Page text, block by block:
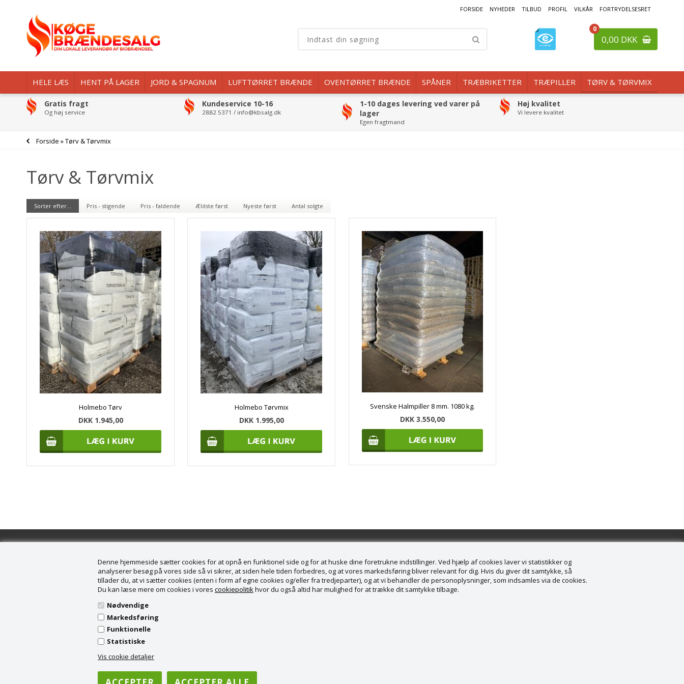
Denne hjemmeside sætter cookies for at opnå en funktionel side og for at huske dine foretrukne indstillinger. Ved hjælp af cookies laver vi statistikker og
analyserer besøg på vores side så vi sikrer, at siden hele tiden forbedres, og at vores markedsføring bliver relevant for dig. Hvis du giver dit samtykke, så
tillader du, at vi sætter cookies (enten i form af egne cookies og/eller fra tredjeparter), og at vi behandler de personoplysninger, som indsamles via de cookies.
Du kan læse mere om cookies i vores cookiepolitikhvor du også altid har mulighed for at trække dit samtykke tilbage.
Nødvendige
Markedsføring
Funktionelle
Statistiske
Vis cookie detaljer
0
0,00 DKK
FORSIDE NYHEDER TILBUD PROFIL VILKÅR FORTRYDELSESRET
HELE LÆS HENT PÅ LAGER JORD & SPAGNUM LUFTTØRRET BRÆNDE OVENTØRRET BRÆNDE SPÅNER TRÆBRIKETTER TRÆPILLER TØRV & TØRVMIX
Gratis fragt
Og høj service
Kundeservice 10-16
2882 5371 / info@kbsalg.dk
1-10 dages levering ved varer på
lager
Egen fragtmand
Høj kvalitet
Vi levere kvalitet
Forside »Tørv & Tørvmix
Tørv & Tørvmix
Sorter efter... Pris - stigende Pris - faldende Ældste først Nyeste først Antal solgte
Holmebo Tørv
DKK 1.945,00
Holmebo Tørvmix
DKK 1.995,00
Svenske Halmpiller 8 mm. 1080 kg.
DKK 3.550,00
Kundeservice